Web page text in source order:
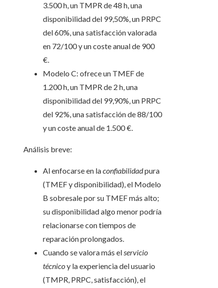
3.500 h, un TMPR de 48 h, una
disponibilidad del 99,50%, un PRPC
del 60%, una satisfacción valorada
en 72/100 y un coste anual de 900
€.
Modelo C: ofrece un TMEF de
1.200 h, un TMPR de 2 h, una
disponibilidad del 99,90%, un PRPC
del 92%, una satisfacción de 88/100
y un coste anual de 1.500 €.
Análisis breve:
Al enfocarse en laconfiabilidadpura
(TMEF y disponibilidad), el Modelo
B sobresale por su TMEF más alto;
su disponibilidad algo menor podría
relacionarse con tiempos de
reparación prolongados.
Cuando se valora más elservicio
técnicoy la experiencia del usuario
(TMPR, PRPC, satisfacción), el